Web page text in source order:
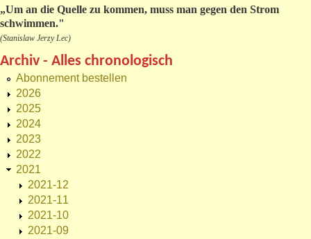
„Um an die Quelle zu kommen, muss man gegen den Strom
schwimmen."
(Stanislaw Jerzy Lec)
Archiv - Alles chronologisch
Abonnement bestellen
2026
2025
2024
2023
2022
2021
2021-12
2021-11
2021-10
2021-09